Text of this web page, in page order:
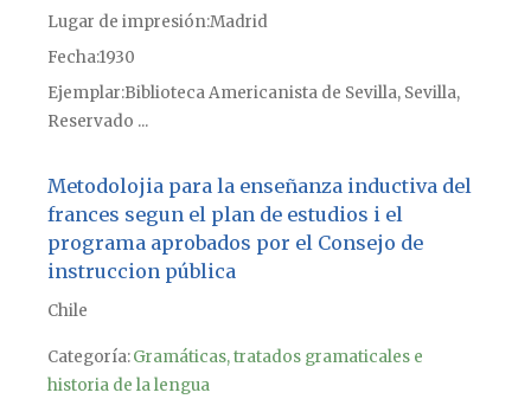
Lugar de impresiónMadrid
Fecha1930
Ejemplar Biblioteca Americanista de Sevilla, Sevilla,
Reservado ...
Metodolojia para la enseñanza inductiva del
frances segun el plan de estudios i el
programa aprobados por el Consejo de
instruccion pública
Chile
Categoría:Gramáticas, tratados gramaticales e
historia de la lengua